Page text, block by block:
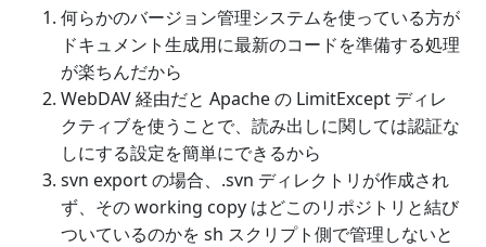
何らかのバージョン管理システムを使っている方が
ドキュメント生成用に最新のコードを準備する処理
が楽ちんだから
WebDAV 経由だと Apache の LimitExcept ディレ
クティブを使うことで、読み出しに関しては認証な
しにする設定を簡単にできるから
svn export の場合、.svn ディレクトリが作成され
ず、その working copy はどこのリポジトリと結び
ついているのかを sh スクリプト側で管理しないと